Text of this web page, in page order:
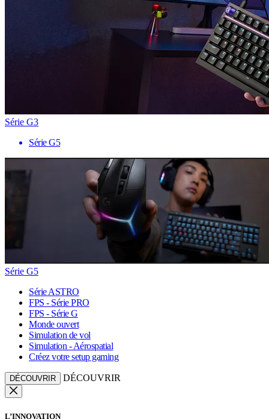
Série G3
Série G5
Série G5
Série ASTRO
FPS - Série PRO
FPS - Série G
Monde ouvert
Simulation de vol
Simulation - Aérospatial
Créez votre setup gaming
DÉCOUVRIR DÉCOUVRIR
L’INNOVATION